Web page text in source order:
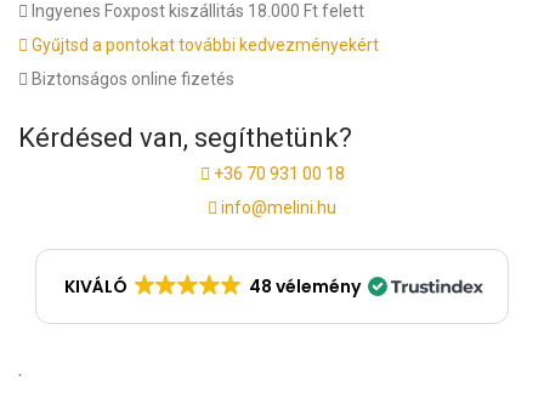
Ingyenes Foxpost kiszállitás 18.000 Ft felett
Gyűjtsd a pontokat további kedvezményekért
Biztonságos online fizetés
Kérdésed van, segíthetünk?
+36 70 931 00 18
info@melini.hu
KIVÁLÓ 48 vélemény